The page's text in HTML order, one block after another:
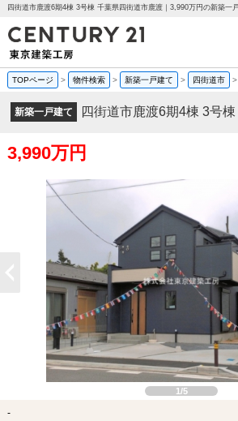
TOPページ > 物件検索 > 新築一戸建て > 四街道市 >
新築一戸建て 四街道市鹿渡6期4棟 3号棟
3,990万円
1/5
-